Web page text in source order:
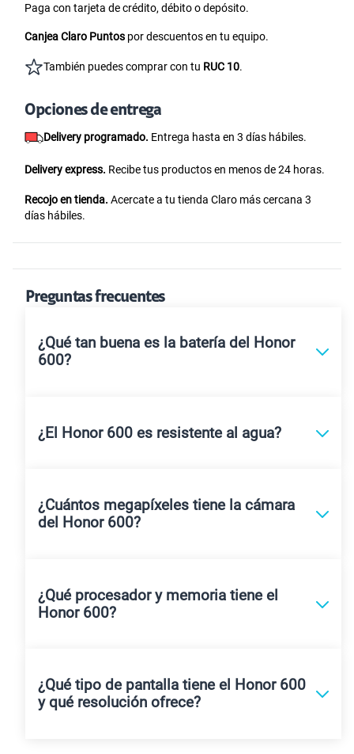
Paga con tarjeta de crédito, débito o depósito.
Canjea Claro Puntos por descuentos en tu equipo.
También puedes comprar con tu RUC 10.
Opciones de entrega
Delivery programado. Entrega hasta en 3 días hábiles.
Delivery express. Recibe tus productos en menos de 24 horas.
Recojo en tienda. Acercate a tu tienda Claro más cercana 3
días hábiles.
Preguntas frecuentes
¿Qué tan buena es la batería del Honor
600?
¿El Honor 600 es resistente al agua?
¿Cuántos megapíxeles tiene la cámara
del Honor 600?
¿Qué procesador y memoria tiene el
Honor 600?
¿Qué tipo de pantalla tiene el Honor 600
y qué resolución ofrece?